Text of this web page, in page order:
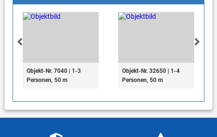
Objekt-Nr. 7040 | 1-3
Personen, 50 m
Objekt-Nr. 32650 | 1-4
Personen, 50 m